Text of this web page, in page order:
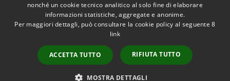
RSS
Copyright © 2026 • Comune di
Municipium•
Accesso
redazione
nonché un cookie tecnico analitico al solo fine di elaborare
informazioni statistiche, aggregate e anonime.
Per maggiori dettagli, può consultare la cookie policy al seguente8
link
ACCETTA TUTTO RIFIUTA TUTTO
MOSTRA DETTAGLI